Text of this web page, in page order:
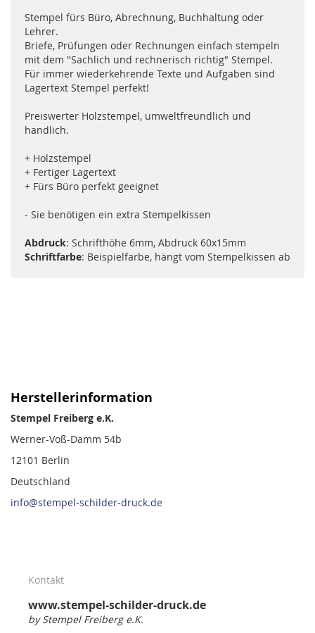
Stempel fürs Büro, Abrechnung, Buchhaltung oder
Lehrer.
Briefe, Prüfungen oder Rechnungen einfach stempeln
mit dem "Sachlich und rechnerisch richtig" Stempel.
Für immer wiederkehrende Texte und Aufgaben sind
Lagertext Stempel perfekt!
Preiswerter Holzstempel, umweltfreundlich und
handlich.
+ Holzstempel
+ Fertiger Lagertext
+ Fürs Büro perfekt geeignet
- Sie benötigen ein extra Stempelkissen
Abdruck: Schrifthöhe 6mm, Abdruck 60x15mm
Schriftfarbe: Beispielfarbe, hängt vom Stempelkissen ab
Herstellerinformation
Stempel Freiberg e.K.
Werner-Voß-Damm 54b
12101 Berlin
Deutschland
info@stempel-schilder-druck.de
Kontakt
www.stempel-schilder-druck.de
by Stempel Freiberg e.K.